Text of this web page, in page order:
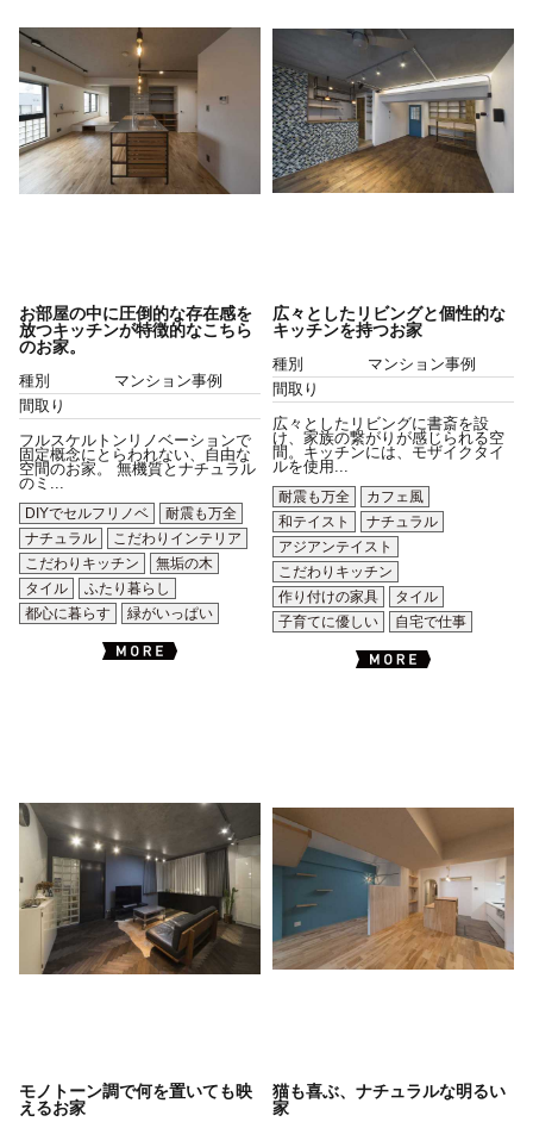
お部屋の中に圧倒的な存在感を
放つキッチンが特徴的なこちら
のお家。
種別
マンション事例
間取り
フルスケルトンリノベーションで
固定概念にとらわれない、自由な
空間のお家。 無機質とナチュラル
のミ...
DIYでセルフリノベ
耐震も万全
ナチュラル
こだわりインテリア
こだわりキッチン
無垢の木
タイル
ふたり暮らし
都心に暮らす
緑がいっぱい
広々としたリビングと個性的な
キッチンを持つお家
種別
マンション事例
間取り
広々としたリビングに書斎を設
け、家族の繋がりが感じられる空
間。キッチンには、モザイクタイ
ルを使用...
耐震も万全
カフェ風
和テイスト
ナチュラル
アジアンテイスト
こだわりキッチン
作り付けの家具
タイル
子育てに優しい
自宅で仕事
モノトーン調で何を置いても映
えるお家
猫も喜ぶ、ナチュラルな明るい
家